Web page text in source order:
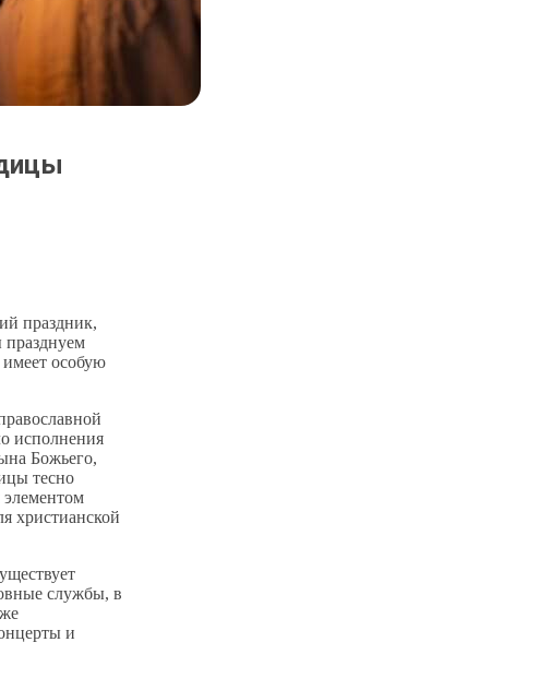
праздник,
празднуем
особую
исполнения
Божьего,
тесно
христианской
службы, в
и